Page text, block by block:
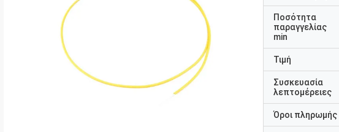
Σεργκέι Σαπότκιν, Ρωσική Ομοσπονδία
rhode alain,Γαλλία
Είναι πολύ ωραίο να συνεργάζεσαι με
πραγματικούς επαγγελματίες. Είναι
προσεκτικοί και ανταποκρίνονται
Ποσότητα
παραγγελίας
min
Τιμή
Συσκευασία
λεπτομέρειες
Όροι πληρωμής